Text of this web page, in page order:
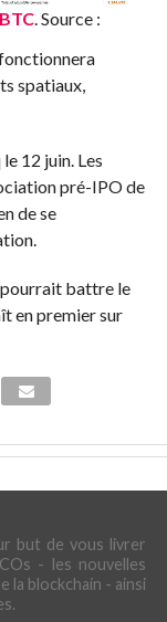
. Source :
spatiaux,
12 juin. Les
pré-IPO de
de se
pourrait battre le
en premier sur
but de vous livrer
- les nouvelles
la blockchain - ainsi